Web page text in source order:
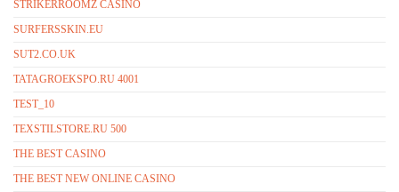
STRIKERROOMZ CASINO
SURFERSSKIN.EU
SUT2.CO.UK
TATAGROEKSPO.RU 4001
TEST_10
TEXSTILSTORE.RU 500
THE BEST CASINO
THE BEST NEW ONLINE CASINO